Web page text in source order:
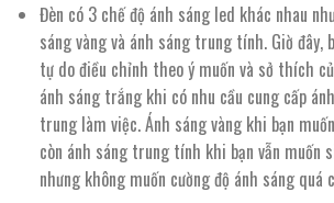
Đèn có 3 chế độ ánh sáng led khác nhau
sáng vàng và ánh sáng trung tính. Giờ đây,
tự do điều chỉnh theo ý muốn và sở thích
ánh sáng trắng khi có nhu cầu cung cấp
trung làm việc. Ánh sáng vàng khi bạn
còn ánh sáng trung tính khi bạn vẫn muốn
nhưng không muốn cường độ ánh sáng quá